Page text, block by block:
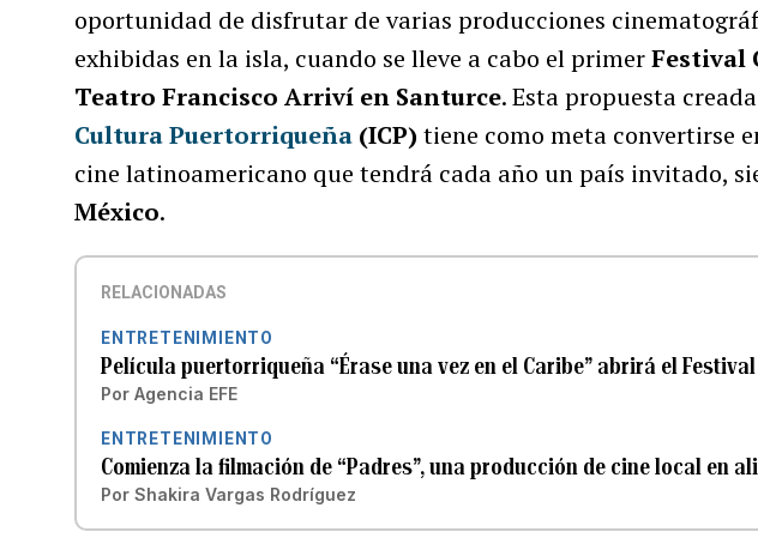
oportunidad de disfrutar de varias producciones
exhibidas en la isla, cuando se lleve a cabo el primerFestival
Teatro Francisco Arriví en Santurce. Esta propuesta
Cultura Puertorriqueña (ICP) tiene como meta convertirse
cine latinoamericano que tendrá cada año un país invitado,
México.
RELACIONADAS
ENTRETENIMIENTO
Película puertorriqueña “Érase una vez en el Caribe” abrirá el
Por Agencia EFE
ENTRETENIMIENTO
Comienza la filmación de “Padres”, una producción de cine local en
Por Shakira Vargas Rodríguez